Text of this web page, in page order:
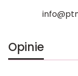
Opinie